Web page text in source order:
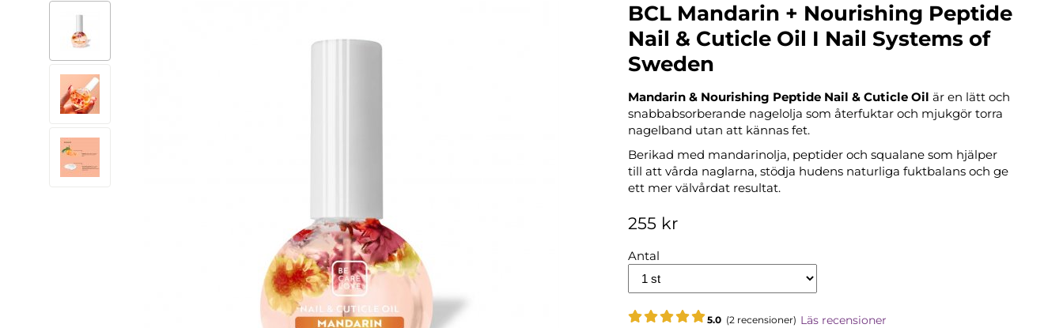
BCL Mandarin + Nourishing Peptide
Nail & Cuticle Oil I Nail Systems of
Sweden
Mandarin & Nourishing Peptide Nail & Cuticle Oil är en lätt och
snabbabsorberande nagelolja som återfuktar och mjukgör torra
nagelband utan att kännas fet.
Berikad med mandarinolja, peptider och squalane som hjälper
till att vårda naglarna, stödja hudens naturliga fuktbalans och ge
ett mer välvårdat resultat.
255 kr
Antal
5.0 (2 recensioner) Läs recensioner